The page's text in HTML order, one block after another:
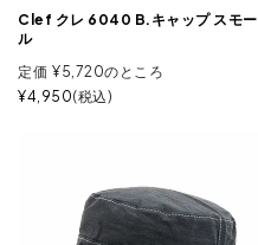
Clef クレ 6040 B.キャップ スモー
ル
定価 ¥5,720のところ
¥4,950 税込